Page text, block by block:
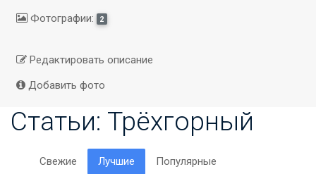
Фотографии:
2
Редактировать описание
Добавить фото
Статьи: Трёхгорный
Свежие Лучшие Популярные